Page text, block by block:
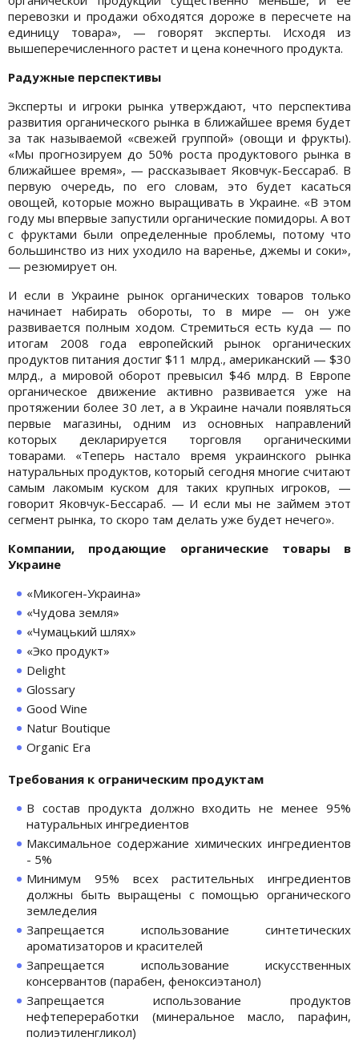
перевозки и продажи обходятся дороже в пересчете на
единицу товара», — говорят эксперты. Исходя из
вышеперечисленного растет и цена конечного продукта.
Радужные перспективы
Эксперты и игроки рынка утверждают, что перспектива
развития органического рынка в ближайшее время будет
за так называемой «свежей группой» (овощи и фрукты).
«Мы прогнозируем до 50% роста продуктового рынка в
ближайшее время», — рассказывает Яковчук-Бессараб. В
первую очередь, по его словам, это будет касаться
овощей, которые можно выращивать в Украине. «В этом
году мы впервые запустили органические помидоры. А вот
с фруктами были определенные проблемы, потому что
большинство из них уходило на варенье, джемы и соки»,
— резюмирует он.
И если в Украине рынок органических товаров только
начинает набирать обороты, то в мире — он уже
развивается полным ходом. Стремиться есть куда — по
итогам 2008 года европейский рынок органических
продуктов питания достиг $11 млрд., американский — $30
млрд., а мировой оборот превысил $46 млрд. В Европе
органическое движение активно развивается уже на
протяжении более 30 лет, а в Украине начали появляться
первые магазины, одним из основных направлений
которых декларируется торговля органическими
товарами. «Теперь настало время украинского рынка
натуральных продуктов, который сегодня многие считают
самым лакомым куском для таких крупных игроков, —
говорит Яковчук-Бессараб. — И если мы не займем этот
сегмент рынка, то скоро там делать уже будет нечего».
Компании, продающие органические товары в
Украине
«Микоген-Украина»
«Чудова земля»
«Чумацький шлях»
«Эко продукт»
Delight
Glossary
Good Wine
Natur Boutique
Organic Era
Требования к ограническим продуктам
В состав продукта должно входить не менее 95%
натуральных ингредиентов
Максимальное содержание химических ингредиентов
- 5%
Минимум 95% всех растительных ингредиентов
должны быть выращены с помощью органического
земледелия
Запрещается использование синтетических
ароматизаторов и красителей
Запрещается использование искусственных
консервантов (парабен, феноксиэтанол)
Запрещается использование продуктов
нефтепереработки (минеральное масло, парафин,
полиэтиленгликол)